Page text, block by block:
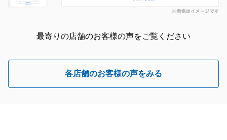
最寄りの店舗のお客様の声をご覧ください
各店舗のお客様の声をみる